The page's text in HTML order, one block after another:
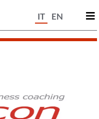
IT EN